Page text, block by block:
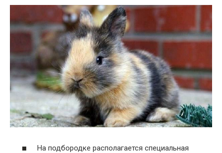
На подбородке располагается специальная